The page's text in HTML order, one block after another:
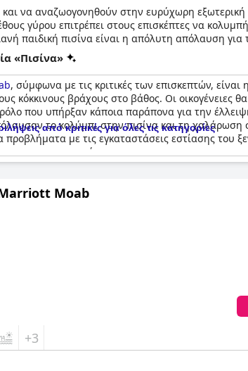
να αναζωογονηθούν στην ευρύχωρη
γύρου επιτρέπει στους επισκέπτες να
παιδική πισίνα είναι η απόλυτη απόλαυση
και την πισίνα, υπάρχει ένα υδρομασάζ που
έναν γαλήνιο χώρο για να χαλαρώσετε
δίπλα στην πισίνα είτε να λιαστείτε
«Πισίνα»
, σύμφωνα με τις κριτικές των επισκεπτών,
κόκκινους βράχους στο βάθος. Οι οικογένειες
που υπήρξαν κάποια παράπονα για την
το κολύμπι στην πισίνα και τη
με τις εγκαταστάσεις εστίασης του
να σας απογοητεύσει.
από κριτικές για όλες τις κατηγορίες
Moab
+3